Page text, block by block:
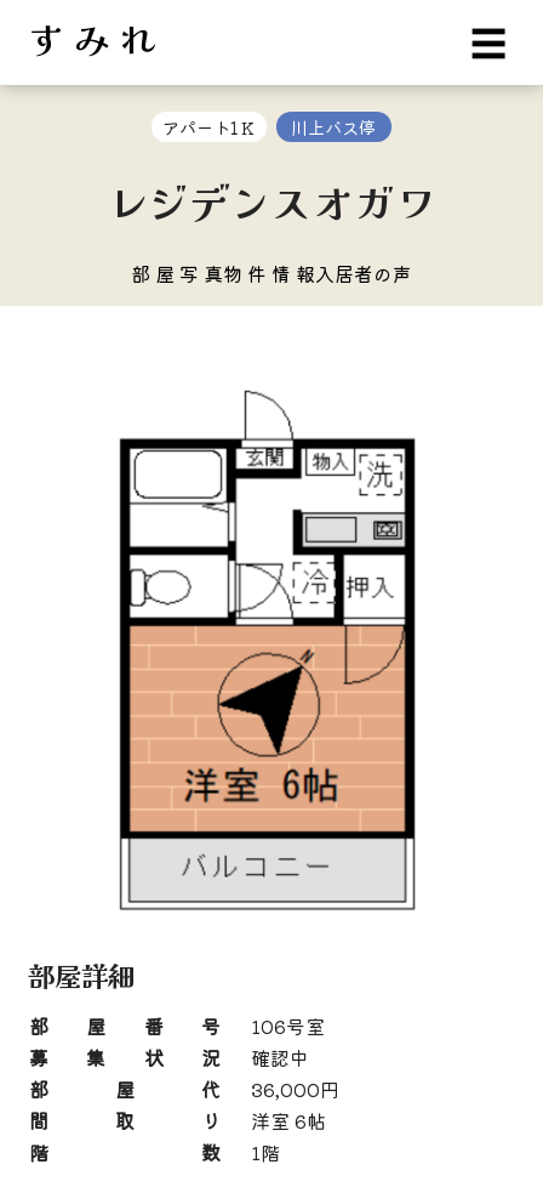
す み れ ☰
アパート1Ｋ 川上バス停
レジデンスオガワ
部 屋 写 真物 件 情 報入居者の声
部屋詳細
部屋番号
106号室
募集状況
確認中
部屋代
36,000円
間取り
洋室 6帖
階数
1階